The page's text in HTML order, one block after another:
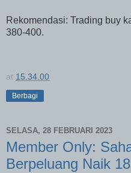
Rekomendasi: Trading buy
380-400.
at 15.34.00
Berbagi
SELASA, 28 FEBRUARI 2023
Member Only:
Berpeluang Naik